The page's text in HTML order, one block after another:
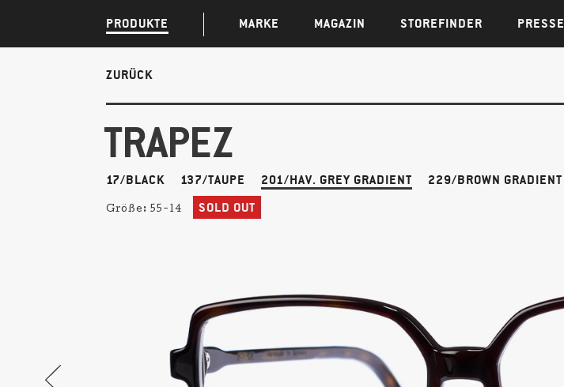
PRODUKTE MARKE MAGAZIN STOREFINDER PRESSE
ZURÜCK
TRAPEZ
17/BLACK 137/TAUPE 201/HAV. GREY GRADIENT 229/BROWN GRADIENT
Größe:55-14 SOLD OUT